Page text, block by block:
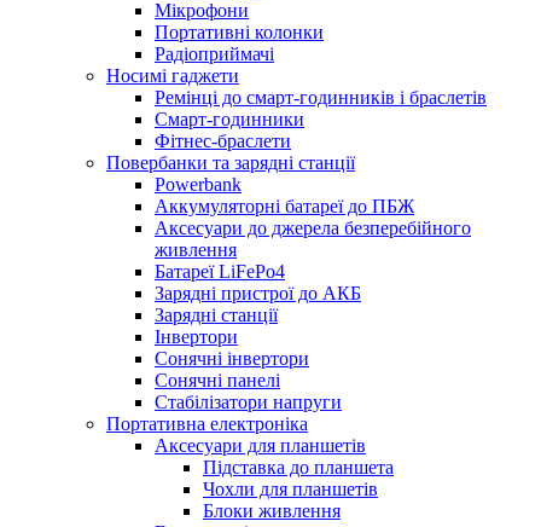
Мікрофони
Портативні колонки
Радіоприймачі
Носимі гаджети
Ремінці до смарт-годинників і браслетів
Смарт-годинники
Фітнес-браслети
Повербанки та зарядні станції
Powerbank
Аккумуляторні батареї до ПБЖ
Аксесуари до джерела безперебійного
живлення
Батареї LiFePo4
Зарядні пристрої до АКБ
Зарядні станції
Інвертори
Сонячні інвертори
Сонячні панелі
Стабілізатори напруги
Портативна електроніка
Аксесуари для планшетів
Підставка до планшета
Чохли для планшетів
Блоки живлення